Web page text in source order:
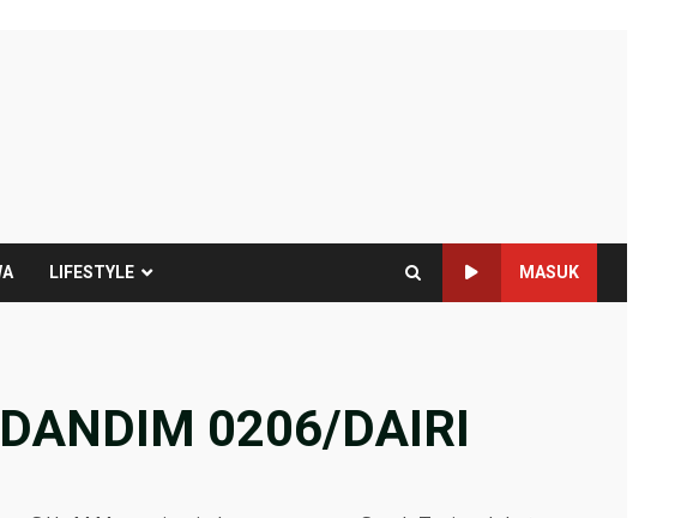
LIFESTYLE MASUK
0206/DAIRI